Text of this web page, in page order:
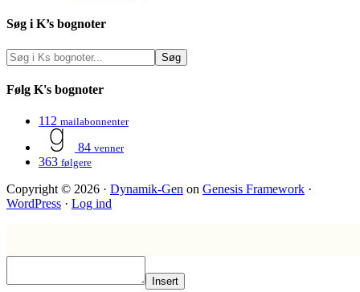
Søg i K’s bognoter
Følg K's bognoter
112 mailabonnenter
84 venner
363 følgere
Copyright © 2026 · Dynamik-Gen on Genesis Framework ·
WordPress · Log ind
Insert